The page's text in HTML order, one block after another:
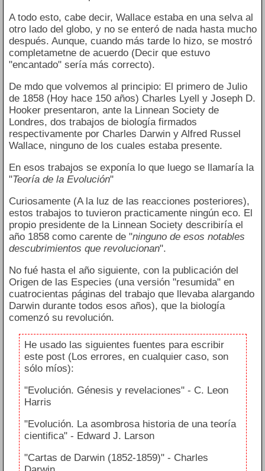
A todo esto, cabe decir, Wallace estaba en una selva al
otro lado del globo, y no se enteró de nada hasta mucho
después. Aunque, cuando más tarde lo hizo, se mostró
completametne de acuerdo (Decir que estuvo
"encantado" sería más correcto).
De mdo que volvemos al principio: El primero de Julio
de 1858 (Hoy hace 150 años) Charles Lyell y Joseph D.
Hooker presentaron, ante la Linnean Society de
Londres, dos trabajos de biología firmados
respectivamente por Charles Darwin y Alfred Russel
Wallace, ninguno de los cuales estaba presente.
En esos trabajos se exponía lo que luego se llamaría la
"Teoría de la Evolución"
Curiosamente (A la luz de las reacciones posteriores),
estos trabajos to tuvieron practicamente ningún eco. El
propio presidente de la Linnean Society describiría el
año 1858 como carente de "ninguno de esos notables
descubrimientos que revolucionan".
No fué hasta el año siguiente, con la publicación del
Origen de las Especies (una versión "resumida" en
cuatrocientas páginas del trabajo que llevaba alargando
Darwin durante todos esos años), que la biología
comenzó su revolución.
He usado las siguientes fuentes para escribir
este post (Los errores, en cualquier caso, son
sólo míos):
"Evolución. Génesis y revelaciones" - C. Leon
Harris
"Evolución. La asombrosa historia de una teoría
cientifica" - Edward J. Larson
"Cartas de Darwin (1852-1859)" - Charles